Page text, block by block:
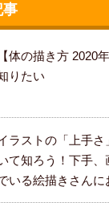
事
【体の描き方 2020
りたい
ラストの「上手
て知ろう！下手
いる絵描きさんに